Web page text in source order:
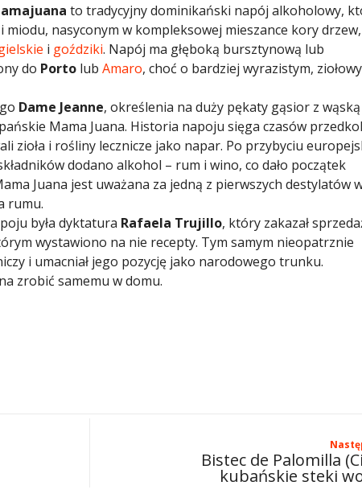
to tradycyjny dominikański napój alkoholowy,
nasyconym w kompleksowej mieszance kory drzew,
i goździki. Napój ma głęboką bursztynową lub
do Porto lub Amaro, choć o bardziej wyrazistym,
Dame Jeanne, określenia na duży pękaty gąsior z
Mama Juana.​ Historia napoju sięga czasów
zioła i rośliny lecznicze jako napar. Po przybyciu
dodano alkohol – rum i wino, co dało początek
Juana jest uważana za jedną z pierwszych destylatów
rumu.​
była dyktatura Rafaela Trujillo, który zakazał
wystawiono na nie recepty. Tym samym nieopatrznie
i umacniał jego pozycję jako narodowego trunku.
zrobić samemu w domu.
Bistec de Palomilla
kubańskie steki